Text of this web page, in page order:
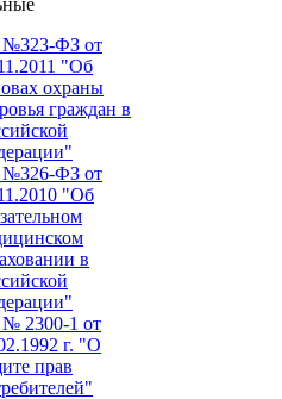
ФЗ от
"Об
охраны
граждан в
ФЗ от
"Об
в
2300-1 от
г. "О
прав